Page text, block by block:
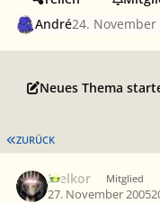
André24. November
Neues Thema
ERSTE SEITE
ZURÜCK
Melkor Mitglied
27. November 2005